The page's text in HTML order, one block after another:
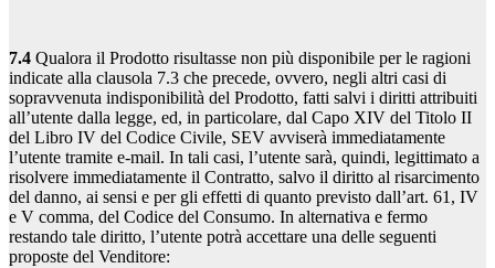
7.4 Qualora il Prodotto risultasse non più disponibile per le ragioni
indicate alla clausola 7.3 che precede, ovvero, negli altri casi di
sopravvenuta indisponibilità del Prodotto, fatti salvi i diritti attribuiti
all’utente dalla legge, ed, in particolare, dal Capo XIV del Titolo II
del Libro IV del Codice Civile, SEV avviserà immediatamente
l’utente tramite e-mail. In tali casi, l’utente sarà, quindi, legittimato a
risolvere immediatamente il Contratto, salvo il diritto al risarcimento
del danno, ai sensi e per gli effetti di quanto previsto dall’art. 61, IV
e V comma, del Codice del Consumo. In alternativa e fermo
restando tale diritto, l’utente potrà accettare una delle seguenti
proposte del Venditore: